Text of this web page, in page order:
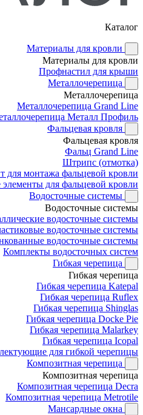
Каталог
Материалы для кровли
Материалы для кровли
Профнастил для крыши
Металлочерепица
Металлочерепица
Металлочерепица Grand Line
Металл Профиль
Фальцевая кровля
Фальцевая кровля
Фальц Grand Line
Штрипс (отмотка)
для монтажа фальцевой кровли
для фальцевой кровли
Водосточные системы
Водосточные системы
водосточные системы
водосточные системы
водосточные системы
Комплекты водосточных систем
Гибкая черепица
Гибкая черепица
Гибкая черепица Katepal
Гибкая черепица Ruflex
Гибкая черепица Shinglas
Гибкая черепица Docke Pie
Гибкая черепица Malarkey
Гибкая черепица Icopal
для гибкой черепицы
Композитная черепица
Композитная черепица
Композитная черепица Decra
Композитная черепица Metrotile
Мансардные окна